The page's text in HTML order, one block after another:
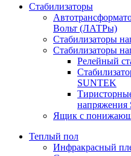
Стабилизаторы
Вольт (ЛАТРы)
Стабилизаторы
Стабилизаторы
Релейный
SUNTEK
напряжения
Ящик с
Теплый пол
Инфракрасный